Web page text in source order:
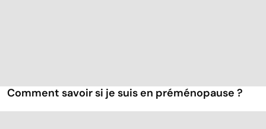
Comment savoir si je suis en préménopause ?